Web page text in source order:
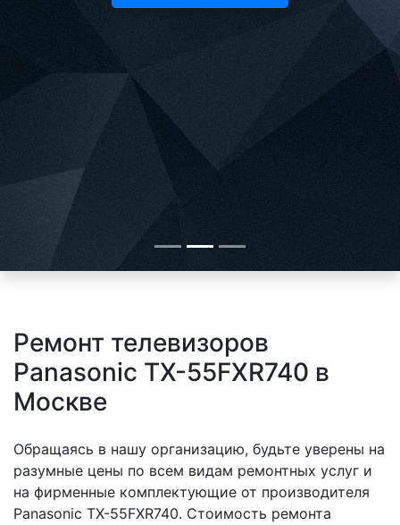
Ремонт телевизоров
Panasonic TX-55FXR740 в
Москве
Обращаясь в нашу организацию, будьте уверены на
разумные цены по всем видам ремонтных услуг и
на фирменные комплектующие от производителя
Panasonic TX-55FXR740. Стоимость ремонта